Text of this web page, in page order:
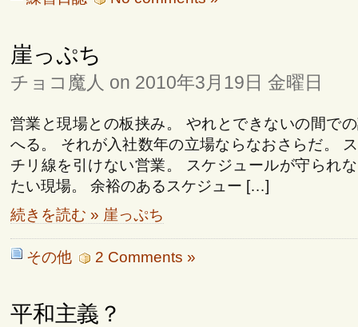
崖っぷち
チョコ魔人 on 2010年3月19日 金曜日
営業と現場との板挟み。 やれとできないの間で
へる。 それが入社数年の立場ならなおさらだ。
チリ線を引けない営業。 スケジュールが守られ
たい現場。 余裕のあるスケジュー […]
続きを読む » 崖っぷち
その他 2 Comments »
平和主義？